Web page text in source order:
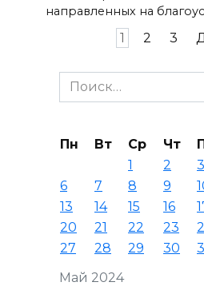
направленных на
1 2 3
Search
for:
Май 2024
Пн Вт Ср Чт
1
2 3
6
7 8 9
13
14 15 16
20
21 22 23
27
28 29 30